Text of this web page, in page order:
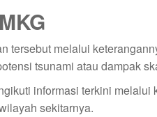
tersebut melalui
tsunami atau dampak
informasi terkini
sekitarnya.